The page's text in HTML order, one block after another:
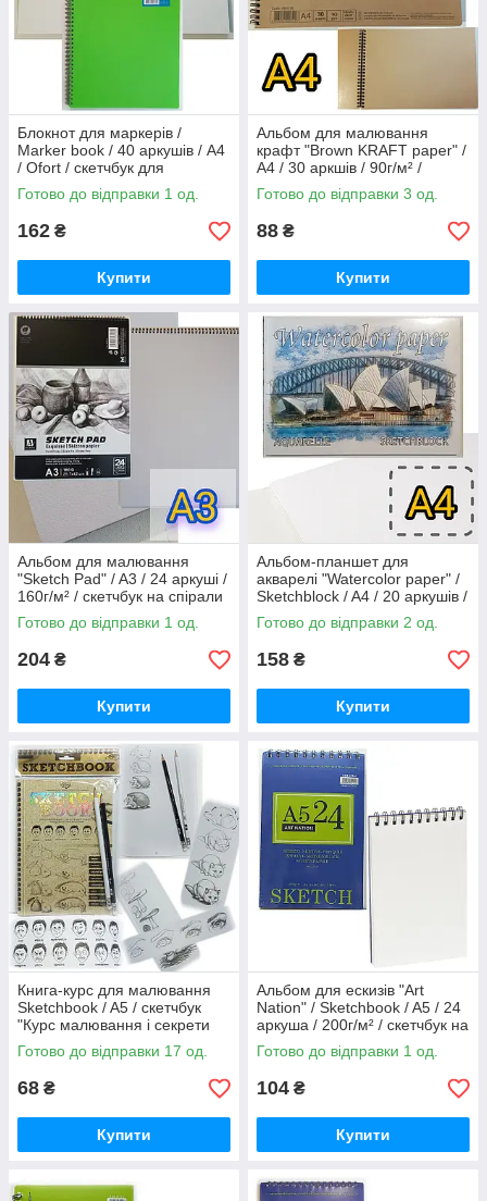
Блокнот для маркерів /
Marker book / 40 аркушів / А4
/ Ofort / скетчбук для
малювання маркерами /
салатовий
Готово до відправки 1 од.
162 ₴
Купити
Альбом для малювання
крафт "Brown KRAFT paper" /
A4 / 30 аркшів / 90г/м² /
скетчбук на спірали / Drawing
Beautiful Coliseum
Готово до відправки 3 од.
88 ₴
Купити
Альбом для малювання
"Sketch Pad" / A3 / 24 аркуші /
160г/м² / скетчбук на спірали
/ для акварелі, масла, акрила
Готово до відправки 1 од.
204 ₴
Купити
Альбом-планшет для
акварелі "Watercolor paper" /
Sketchblock / A4 / 20 аркушів /
200г/м² / скетчбук клеєний
Готово до відправки 2 од.
158 ₴
Купити
Книга-курс для малювання
Sketchbook / A5 / скетчбук
"Курс малювання і секрети
майстерності" (покадрова
система малювання)
Готово до відправки 17 од.
68 ₴
Купити
Альбом для ескизів "Art
Nation" / Sketchbook / A5 / 24
аркуша / 200г/м² / скетчбук на
спірали / XQSU5200
Готово до відправки 1 од.
104 ₴
Купити